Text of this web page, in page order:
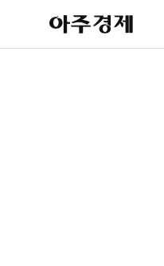
아
주
제